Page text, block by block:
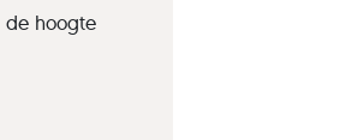
de hoogte